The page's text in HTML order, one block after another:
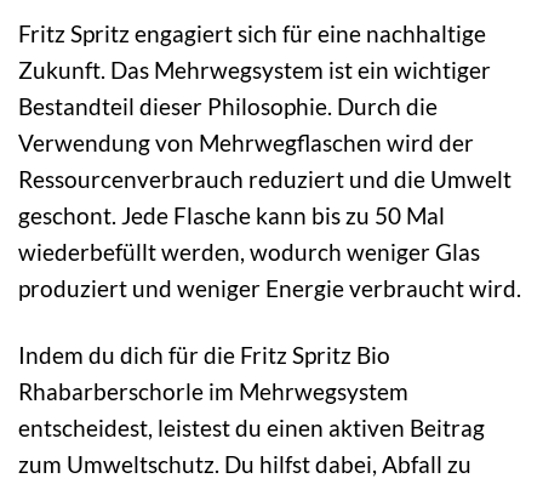
Fritz Spritz engagiert sich für eine nachhaltige
Zukunft. Das Mehrwegsystem ist ein wichtiger
Bestandteil dieser Philosophie. Durch die
Verwendung von Mehrwegflaschen wird der
Ressourcenverbrauch reduziert und die Umwelt
geschont. Jede Flasche kann bis zu 50 Mal
wiederbefüllt werden, wodurch weniger Glas
produziert und weniger Energie verbraucht wird.
Indem du dich für die Fritz Spritz Bio
Rhabarberschorle im Mehrwegsystem
entscheidest, leistest du einen aktiven Beitrag
zum Umweltschutz. Du hilfst dabei, Abfall zu